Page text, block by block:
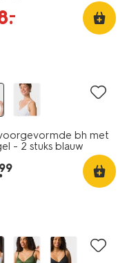
.
–
bh met
- 2 stuks blauw
.
99